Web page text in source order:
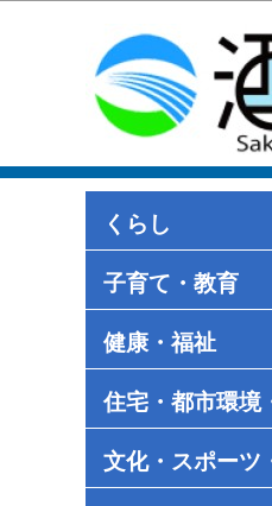
くらし
子育て・教育
健康・福祉
住宅・都市環境
文化・スポーツ